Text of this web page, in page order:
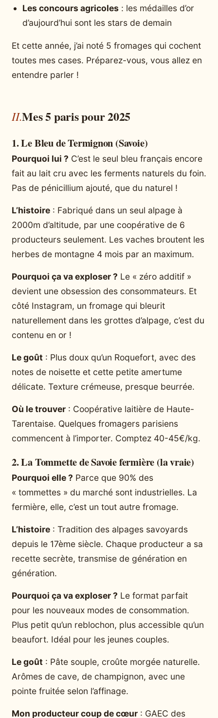
Les concours agricoles : les médailles d’or
d’aujourd’hui sont les stars de demain
Et cette année, j’ai noté 5 fromages qui cochent
toutes mes cases. Préparez-vous, vous allez en
entendre parler !
Mes 5 paris pour 2025
1. Le Bleu de Termignon (Savoie)
Pourquoi lui ? C’est le seul bleu français encore
fait au lait cru avec les ferments naturels du foin.
Pas de pénicillium ajouté, que du naturel !
L’histoire : Fabriqué dans un seul alpage à
2000m d’altitude, par une coopérative de 6
producteurs seulement. Les vaches broutent les
herbes de montagne 4 mois par an maximum.
Pourquoi ça va exploser ? Le « zéro additif »
devient une obsession des consommateurs. Et
côté Instagram, un fromage qui bleurit
naturellement dans les grottes d’alpage, c’est du
contenu en or !
Le goût : Plus doux qu’un Roquefort, avec des
notes de noisette et cette petite amertume
délicate. Texture crémeuse, presque beurrée.
Où le trouver : Coopérative laitière de Haute-
Tarentaise. Quelques fromagers parisiens
commencent à l’importer. Comptez 40-45€/kg.
2. La Tommette de Savoie fermière (la vraie)
Pourquoi elle ? Parce que 90% des
« tommettes » du marché sont industrielles. La
fermière, elle, c’est un tout autre fromage.
L’histoire : Tradition des alpages savoyards
depuis le 17ème siècle. Chaque producteur a sa
recette secrète, transmise de génération en
génération.
Pourquoi ça va exploser ? Le format parfait
pour les nouveaux modes de consommation.
Plus petit qu’un reblochon, plus accessible qu’un
beaufort. Idéal pour les jeunes couples.
Le goût : Pâte souple, croûte morgée naturelle.
Arômes de cave, de champignon, avec une
pointe fruitée selon l’affinage.
Mon producteur coup de cœur : GAEC des